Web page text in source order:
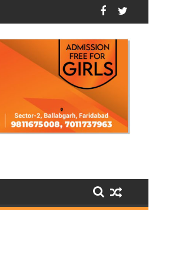
फरीदाबाद के स्पा सेंटर में सेक्स रैकेट, पुलिस के छापे में पांच